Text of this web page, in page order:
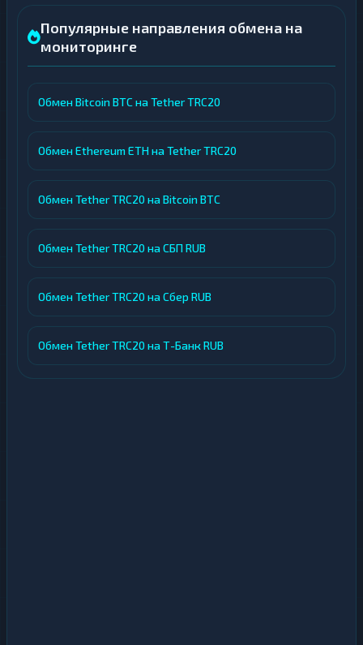
Популярные направления обмена на
мониторинге
Обмен Bitcoin BTC на Tether TRC20
Обмен Ethereum ETH на Tether TRC20
Обмен Tether TRC20 на Bitcoin BTC
Обмен Tether TRC20 на СБП RUB
Обмен Tether TRC20 на Сбер RUB
Обмен Tether TRC20 на Т-Банк RUB